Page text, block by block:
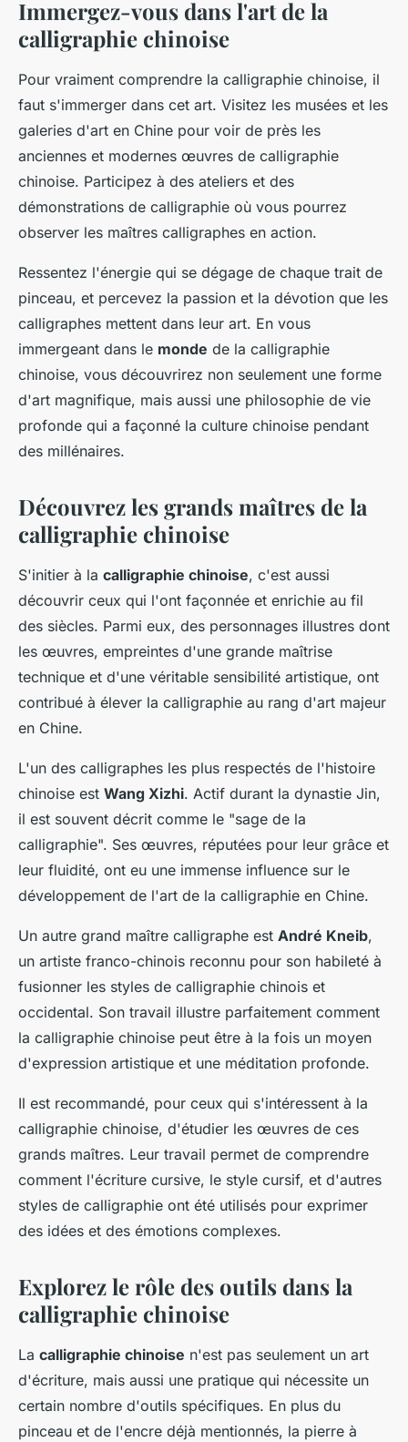
Immergez-vous dans l'art de la
calligraphie chinoise
Pour vraiment comprendre la calligraphie chinoise, il
faut s'immerger dans cet art. Visitez les musées et les
galeries d'art en Chine pour voir de près les
anciennes et modernes œuvres de calligraphie
chinoise. Participez à des ateliers et des
démonstrations de calligraphie où vous pourrez
observer les maîtres calligraphes en action.
Ressentez l'énergie qui se dégage de chaque trait de
pinceau, et percevez la passion et la dévotion que les
calligraphes mettent dans leur art. En vous
immergeant dans le monde de la calligraphie
chinoise, vous découvrirez non seulement une forme
d'art magnifique, mais aussi une philosophie de vie
profonde qui a façonné la culture chinoise pendant
des millénaires.
Découvrez les grands maîtres de la
calligraphie chinoise
S'initier à la calligraphie chinoise, c'est aussi
découvrir ceux qui l'ont façonnée et enrichie au fil
des siècles. Parmi eux, des personnages illustres dont
les œuvres, empreintes d'une grande maîtrise
technique et d'une véritable sensibilité artistique, ont
contribué à élever la calligraphie au rang d'art majeur
en Chine.
L'un des calligraphes les plus respectés de l'histoire
chinoise est Wang Xizhi. Actif durant la dynastie Jin,
il est souvent décrit comme le "sage de la
calligraphie". Ses œuvres, réputées pour leur grâce et
leur fluidité, ont eu une immense influence sur le
développement de l'art de la calligraphie en Chine.
Un autre grand maître calligraphe est André Kneib,
un artiste franco-chinois reconnu pour son habileté à
fusionner les styles de calligraphie chinois et
occidental. Son travail illustre parfaitement comment
la calligraphie chinoise peut être à la fois un moyen
d'expression artistique et une méditation profonde.
Il est recommandé, pour ceux qui s'intéressent à la
calligraphie chinoise, d'étudier les œuvres de ces
grands maîtres. Leur travail permet de comprendre
comment l'écriture cursive, le style cursif, et d'autres
styles de calligraphie ont été utilisés pour exprimer
des idées et des émotions complexes.
Explorez le rôle des outils dans la
calligraphie chinoise
La calligraphie chinoise n'est pas seulement un art
d'écriture, mais aussi une pratique qui nécessite un
certain nombre d'outils spécifiques. En plus du
pinceau et de l'encre déjà mentionnés, la pierre à